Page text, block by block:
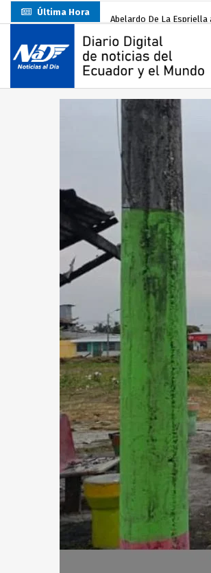
Última Hora
Sin objeciones la
Más de 3.800 escuelas
Nuevo Santa Rosa
UTMACH fortalece la
Unidad Popular
Delegación de El Oro
Gobierno Estudiantil
Darwin Pereira oficializa